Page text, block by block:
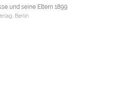
und seine Eltern 1899
Berlin